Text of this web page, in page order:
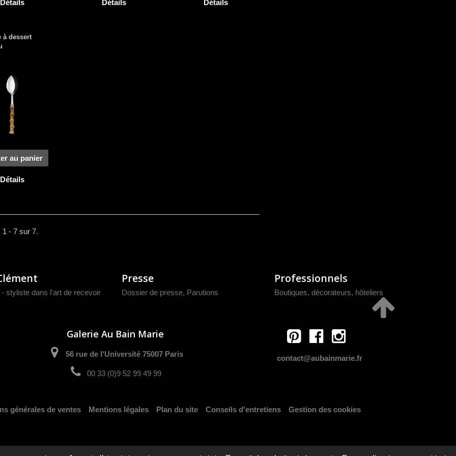
Détails Détails Détails
à dessert
au panier
Détails
1 - 7 sur 7.
styliste dans l'art de recevoir
Presse
Dossier de presse, Parutions
Professionnels
Boutiques, décorateurs, hôteliers
Galerie Au Bain Marie
56 rue de l'Université 75007 Paris
00 33 (0)9 52 99 49 99
contact@aubainmarie.fr
générales de ventes Mentions légales Plan du site Conseils d'entretiens Gestion des cookies